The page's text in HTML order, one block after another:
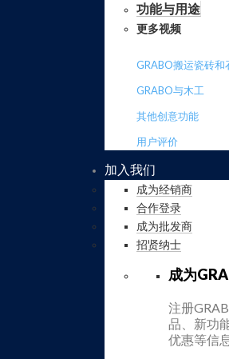
功能与用途
更多视频
GRABO搬运瓷砖和
GRABO与木工
其他创意功能
用户评价
加入我们
成为经销商
合作登录
成为批发商
招贤纳士
成为
注册
品、新功
优惠等信息